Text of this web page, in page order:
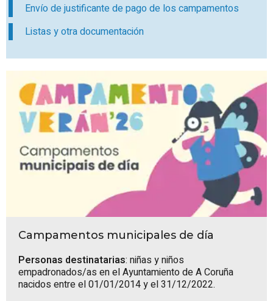
Envío de justificante de pago de los campamentos
Listas y otra documentación
Campamentos municipales de día
Personas destinatarias: niñas y niños
empadronados/as en el Ayuntamiento de A Coruña
nacidos entre el 01/01/2014 y el 31/12/2022.